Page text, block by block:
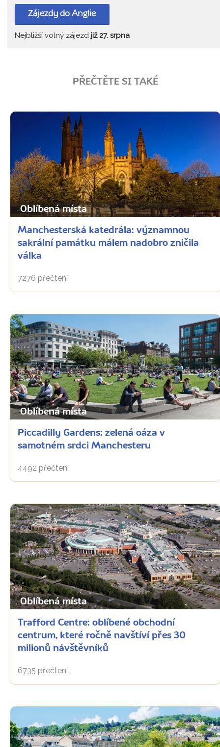
Zájezdy do Anglie
Nejbližší volný zájezd již 27. srpna
PŘEČTĚTE SI TAKÉ
Oblíbená místa
Manchesterská katedrála: významnou
sakrální památku málem nadobro zničila
válka
7276 přečtení
Oblíbená místa
Piccadilly Gardens: zelená oáza v
samotném srdci Manchesteru
4492 přečtení
Oblíbená místa
Trafford Centre: oblíbené obchodní
centrum, které ročně navštíví přes 30
milionů návštěvníků
6735 přečtení